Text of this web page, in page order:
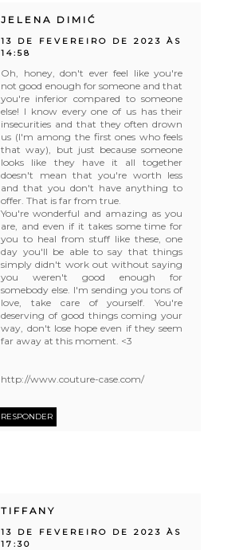
JELENA DIMIĆ
13 DE FEVEREIRO DE 2023 ÀS
14:58
Oh, honey, don't ever feel like you're
not good enough for someone and that
you're inferior compared to someone
else! I know every one of us has their
insecurities and that they often drown
us (I'm among the first ones who feels
that way), but just because someone
looks like they have it all together
doesn't mean that you're worth less
and that you don't have anything to
offer. That is far from true.
You're wonderful and amazing as you
are, and even if it takes some time for
you to heal from stuff like these, one
day you'll be able to say that things
simply didn't work out without saying
you weren't good enough for
somebody else. I'm sending you tons of
love, take care of yourself. You're
deserving of good things coming your
way, don't lose hope even if they seem
far away at this moment. <3
http://www.couture-case.com/
RESPONDER
TIFFANY
13 DE FEVEREIRO DE 2023 ÀS
17:30